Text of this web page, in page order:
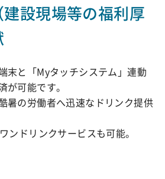
設現場等の福利厚
末と「Myタッチシステム」連動
が可能です。
暑の労働者へ迅速なドリンク提供
ンドリンクサービスも可能。